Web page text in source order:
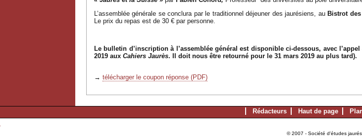
L’assemblée générale se conclura par le traditionnel déjeuner des jaurésiens, au Bistrot
Le prix du repas est de 30 € par personne.
Le bulletin d’inscription à l’assemblée général est disponible ci-dessous, avec
2019 aux Cahiers Jaurès. Il doit nous être retourné pour le 31 mars 2019 au plus tard).
→ télécharger le coupon réponse (PDF)
Rédacteurs Haut de page
© 2007 - Société d'études